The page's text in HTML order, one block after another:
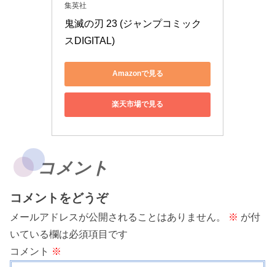
集英社
鬼滅の刃 23 (ジャンプコミック
スDIGITAL)
Amazonで見る
楽天市場で見る
コメント
コメントをどうぞ
メールアドレスが公開されることはありません。 ※ が付
いている欄は必須項目です
コメント ※